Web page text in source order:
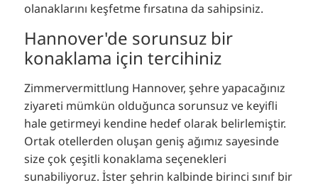
olanaklarını keşfetme fırsatına da sahipsiniz.
Hannover'de sorunsuz bir
konaklama için tercihiniz
Zimmervermittlung Hannover, şehre yapacağınız
ziyareti mümkün olduğunca sorunsuz ve keyifli
hale getirmeyi kendine hedef olarak belirlemiştir.
Ortak otellerden oluşan geniş ağımız sayesinde
size çok çeşitli konaklama seçenekleri
sunabiliyoruz. İster şehrin kalbinde birinci sınıf bir